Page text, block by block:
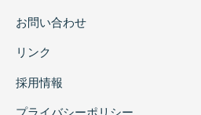
お問い合わせ
リンク
採用情報